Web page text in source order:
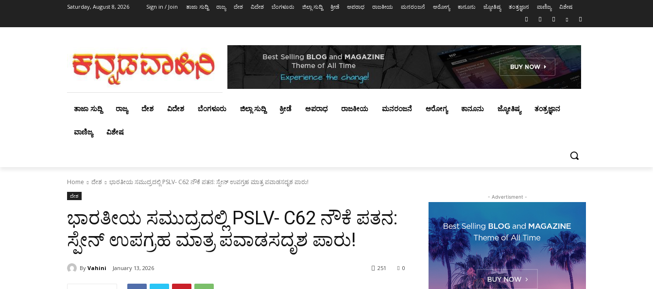
Saturday, August 8, 2026 Sign in / Join ತಾಜಾ ಸುದ್ದಿ ರಾಜ್ಯ ದೇಶ ವಿದೇಶ ಬೆಂಗಳೂರು ಜಿಲ್ಲಾ ಸುದ್ದಿ ಕ್ರೀಡೆ ಅಪರಾಧ ರಾಜಕೀಯ ಮನರಂಜನೆ ಆರೋಗ್ಯ ಕಾನೂನು ಜ್ಯೋತಿಷ್ಯ ತಂತ್ರಜ್ಞಾನ ವಾಣಿಜ್ಯ ವಿಶೇಷ
ತಾಜಾ ಸುದ್ದಿ ರಾಜ್ಯ ದೇಶ ವಿದೇಶ ಬೆಂಗಳೂರು ಜಿಲ್ಲಾ ಸುದ್ದಿ ಕ್ರೀಡೆ ಅಪರಾಧ ರಾಜಕೀಯ ಮನರಂಜನೆ ಆರೋಗ್ಯ ಕಾನೂನು ಜ್ಯೋತಿಷ್ಯ ತಂತ್ರಜ್ಞಾನ
ವಾಣಿಜ್ಯ ವಿಶೇಷ
Home ದೇಶ ಭಾರತೀಯ ಸಮುದ್ರದಲ್ಲಿ PSLV- C62 ನೌಕೆ ಪತನ: ಸ್ಪೇನ್ ಉಪಗ್ರಹ ಮಾತ್ರ ಪವಾಡಸದೃಶ ಪಾರು!
ದೇಶ
ಭಾರತೀಯ ಸಮುದ್ರದಲ್ಲಿ PSLV- C62 ನೌಕೆ ಪತನ:
ಸ್ಪೇನ್ ಉಪಗ್ರಹ ಮಾತ್ರ ಪವಾಡಸದೃಶ ಪಾರು!
By Vahini January 13, 2026 0
251
- Advertisment -